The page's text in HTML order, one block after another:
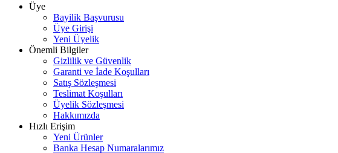
Üye
Bayilik Başvurusu
Üye Girişi
Yeni Üyelik
Önemli Bilgiler
Gizlilik ve Güvenlik
Garanti ve İade Koşulları
Satış Sözleşmesi
Teslimat Koşulları
Üyelik Sözleşmesi
Hakkımızda
Hızlı Erişim
Yeni Ürünler
Banka Hesap Numaralarımız